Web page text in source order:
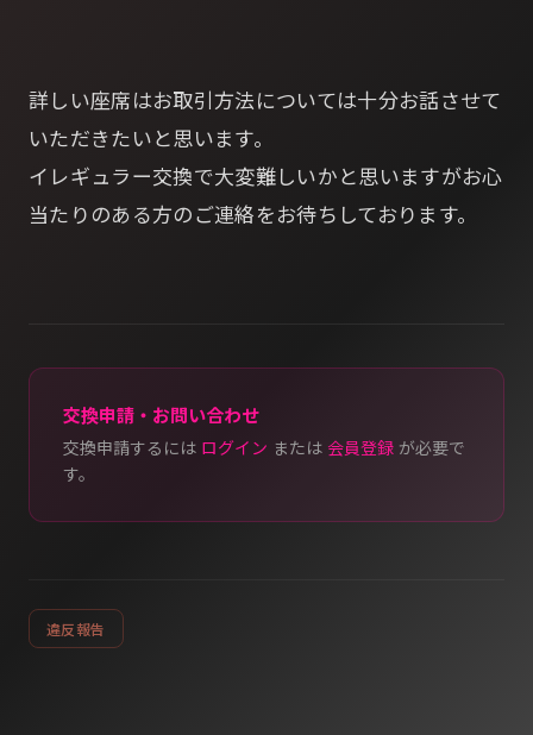
詳しい座席はお取引方法については十分お話させて
いただきたいと思います。
イレギュラー交換で大変難しいかと思いますがお心
当たりのある方のご連絡をお待ちしております。
交換申請・お問い合わせ
交換申請するには ログイン または 会員登録 が必要で
す。
違反報告